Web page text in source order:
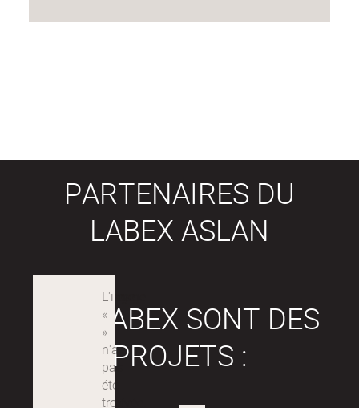
PARTENAIRES DU
LABEX ASLAN
LES LABEX SONT DES
PROJETS :